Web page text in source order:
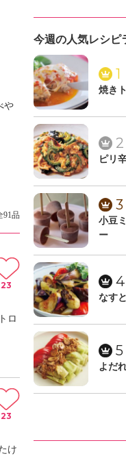
や
91品
ロ
23
け
23
今週の人気レシピ
1
焼き
2
ピリ
3
小豆
ー
4
なす
5
よだ